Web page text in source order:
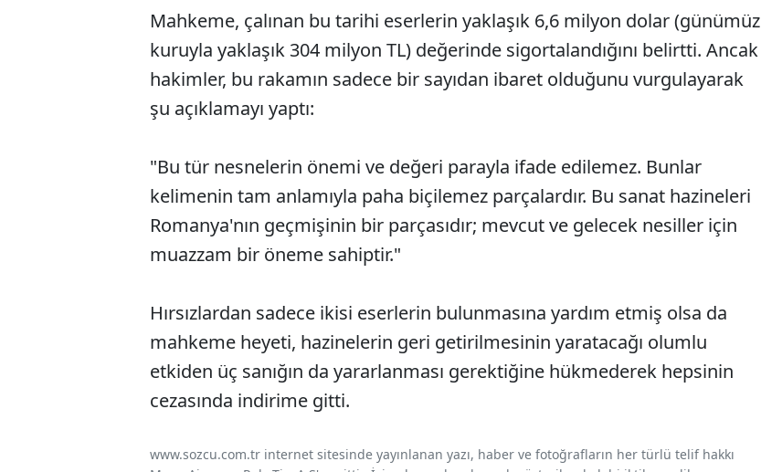
Mahkeme, çalınan bu tarihi eserlerin yaklaşık 6,6 milyon dolar (günümüz
kuruyla yaklaşık 304 milyon TL) değerinde sigortalandığını belirtti. Ancak
hakimler, bu rakamın sadece bir sayıdan ibaret olduğunu vurgulayarak
şu açıklamayı yaptı:
"Bu tür nesnelerin önemi ve değeri parayla ifade edilemez. Bunlar
kelimenin tam anlamıyla paha biçilemez parçalardır. Bu sanat hazineleri
Romanya'nın geçmişinin bir parçasıdır; mevcut ve gelecek nesiller için
muazzam bir öneme sahiptir."
Hırsızlardan sadece ikisi eserlerin bulunmasına yardım etmiş olsa da
mahkeme heyeti, hazinelerin geri getirilmesinin yaratacağı olumlu
etkiden üç sanığın da yararlanması gerektiğine hükmederek hepsinin
cezasında indirime gitti.
www.sozcu.com.tr internet sitesinde yayınlanan yazı, haber ve fotoğrafların her türlü telif hakkı